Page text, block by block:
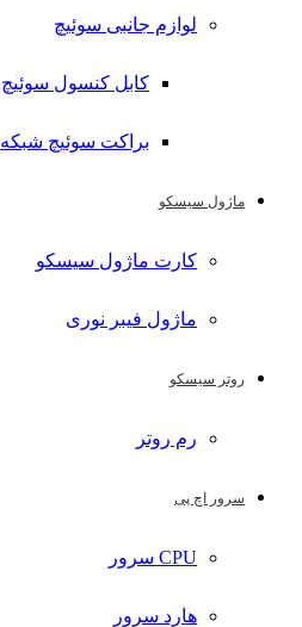
لوازم جانبی سوئیچ
کابل کنسول سوئیچ
براکت سوئیچ شبکه
ماژول سیسکو
کارت ماژول سیسکو
ماژول فیبر نوری
روتر سیسکو
رم روتر
سرور اچ پی
CPU سرور
هارد سرور